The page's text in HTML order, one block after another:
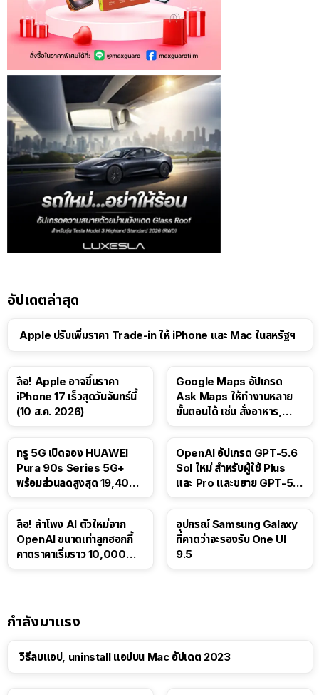
อัปเดตล่าสุด
Apple ปรับเพิ่มราคา Trade-in ให้ iPhone และ Mac ในสหรัฐฯ
ลือ! Apple อาจขึ้นราคา
iPhone 17 เร็วสุดวันจันทร์นี้
(10 ส.ค. 2026)
Google Maps อัปเกรด
Ask Maps ให้ทำงานหลาย
ขั้นตอนได้ เช่น สั่งอาหาร,
ทรู 5G เปิดจอง HUAWEI
Pura 90s Series 5G+
พร้อมส่วนลดสูงสุด 19,400
OpenAI อัปเกรด GPT-5.6
Sol ใหม่ สำหรับผู้ใช้ Plus
และ Pro และขยาย GPT-5.6
ลือ! ลำโพง AI ตัวใหม่จาก
OpenAI ขนาดเท่าลูกฮอกกี้
คาดราคาเริ่มราว 10,000
อุปกรณ์ Samsung Galaxy
ที่คาดว่าจะรองรับ One UI
9.5
กำลังมาแรง
วิธีลบแอป, uninstall แอปบน Mac อัปเดต 2023